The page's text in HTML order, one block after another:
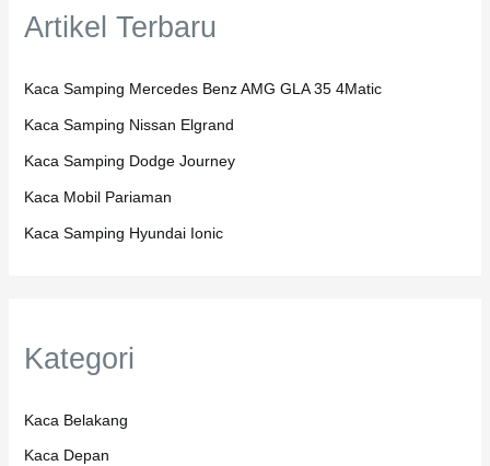
Artikel Terbaru
Kaca Samping Mercedes Benz AMG GLA 35 4Matic
Kaca Samping Nissan Elgrand
Kaca Samping Dodge Journey
Kaca Mobil Pariaman
Kaca Samping Hyundai Ionic
Kategori
Kaca Belakang
Kaca Depan